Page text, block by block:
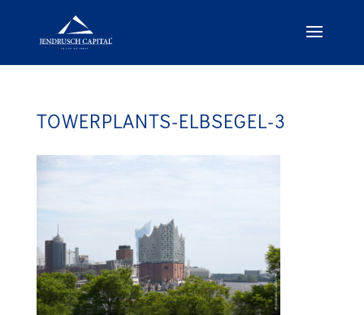
TOWERPLANTS-ELBSEGEL-3